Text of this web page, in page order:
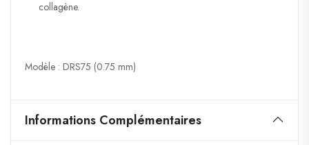
collagène.
Modèle : DRS75 (0.75 mm)
Informations Complémentaires